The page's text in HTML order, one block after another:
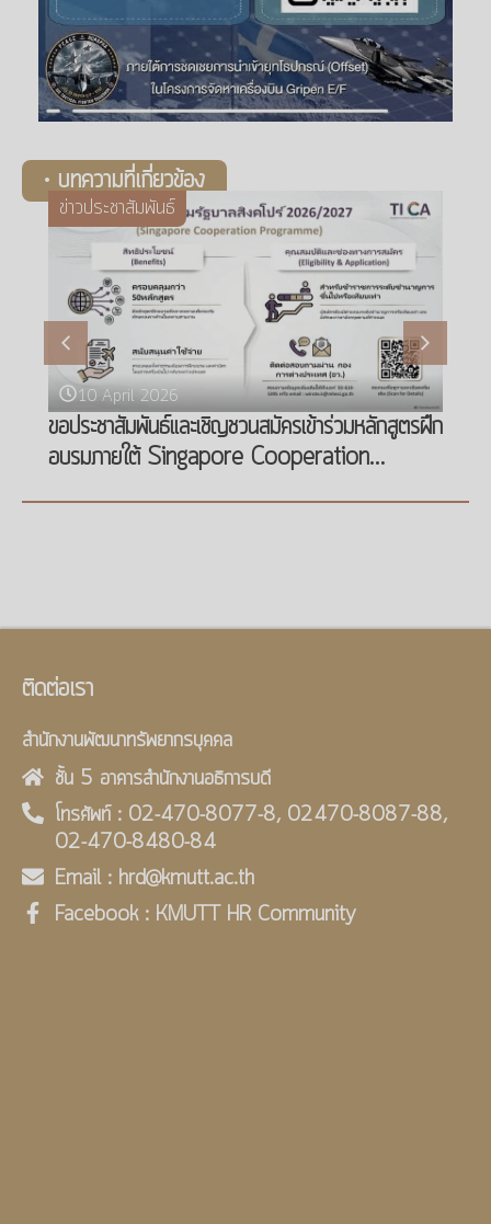
• บทความที่เกี่ยวข้อง
ข่าวประชาสัมพันธ์
10 April 2026
ขอประชาสัมพันธ์และเชิญชวนสมัครเข้าร่วมหลักสูตรฝึก
อบรมภายใต้ Singapore Cooperation
ติดต่อเรา
สำนักงานพัฒนาทรัพยากรบุคคล
ชั้น 5 อาคารสำนักงานอธิการบดี
โทรศัพท์ : 02-470-8077-8, 02470-8087-88,
02-470-8480-84
Email : hrd@kmutt.ac.th
Facebook : KMUTT HR Community